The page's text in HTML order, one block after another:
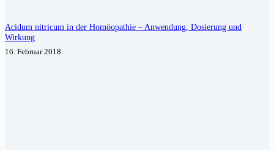
Acidum nitricum in der Homöopathie – Anwendung, Dosierung und
Wirkung
16. Februar 2018